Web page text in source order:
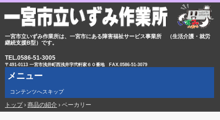
一宮市立いずみ作業所は、一宮市にある障害福祉サービス事業所 （生活介護・就労
継続支援B型）です。
TEL.0586-51-3005
〒491-0113 一宮市浅井町西浅井字弐軒家６０番地 FAX.0586-51-3079
メニュー
コンテンツへスキップ
トップ › 商品の紹介 › ベーカリー